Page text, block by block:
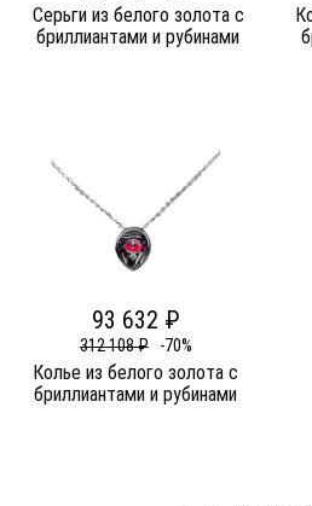
Серьги из белого золота c
бриллиантами и рубинами
93 632 ₽
312 108 ₽ -70%
Колье из белого золота c
бриллиантами и рубинами